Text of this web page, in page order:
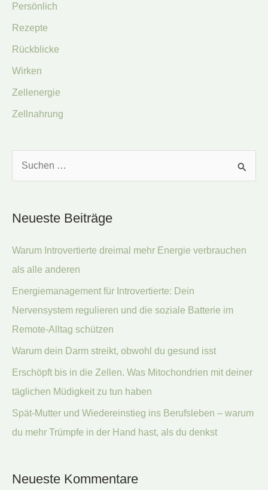
Persönlich
Rezepte
Rückblicke
Wirken
Zellenergie
Zellnahrung
h
n
n
a
c
h
:
Neueste Beiträge
Warum Introvertierte dreimal mehr Energie verbrauchen
als alle anderen
Energiemanagement für Introvertierte: Dein
Nervensystem regulieren und die soziale Batterie im
Remote-Alltag schützen
Warum dein Darm streikt, obwohl du gesund isst
Erschöpft bis in die Zellen. Was Mitochondrien mit deiner
täglichen Müdigkeit zu tun haben
Spät-Mutter und Wiedereinstieg ins Berufsleben – warum
du mehr Trümpfe in der Hand hast, als du denkst
Neueste Kommentare